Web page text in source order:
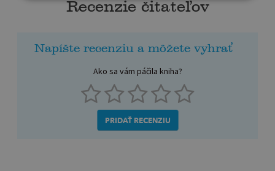
Recenzie čitateľov
Napíšte recenziu a môžete vyhrať
Ako sa vám páčila kniha?
PRIDAŤ RECENZIU